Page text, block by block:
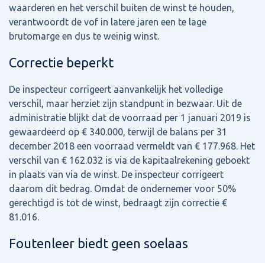
waarderen en het verschil buiten de winst te houden,
verantwoordt de vof in latere jaren een te lage
brutomarge en dus te weinig winst.
Correctie beperkt
De inspecteur corrigeert aanvankelijk het volledige
verschil, maar herziet zijn standpunt in bezwaar. Uit de
administratie blijkt dat de voorraad per 1 januari 2019 is
gewaardeerd op € 340.000, terwijl de balans per 31
december 2018 een voorraad vermeldt van € 177.968. Het
verschil van € 162.032 is via de kapitaalrekening geboekt
in plaats van via de winst. De inspecteur corrigeert
daarom dit bedrag. Omdat de ondernemer voor 50%
gerechtigd is tot de winst, bedraagt zijn correctie €
81.016.
Foutenleer biedt geen soelaas